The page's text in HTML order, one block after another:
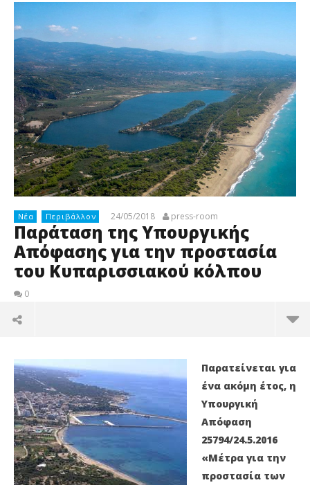
Νέα Περιβάλλον 24/05/2018 press-room
Παράταση της Υπουργικής
Απόφασης για την προστασία
του Κυπαρισσιακού κόλπου
0
Παρατείνεται για
ένα ακόμη έτος, η
Υπουργική
Απόφαση
25794/24.5.2016
«Μέτρα για την
προστασία των